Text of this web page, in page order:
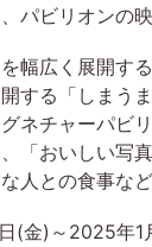
パビリオンの
幅広く展開す
する「しまう
ネチャーパビ
「おいしい写
人との食事な
(金)～2025年